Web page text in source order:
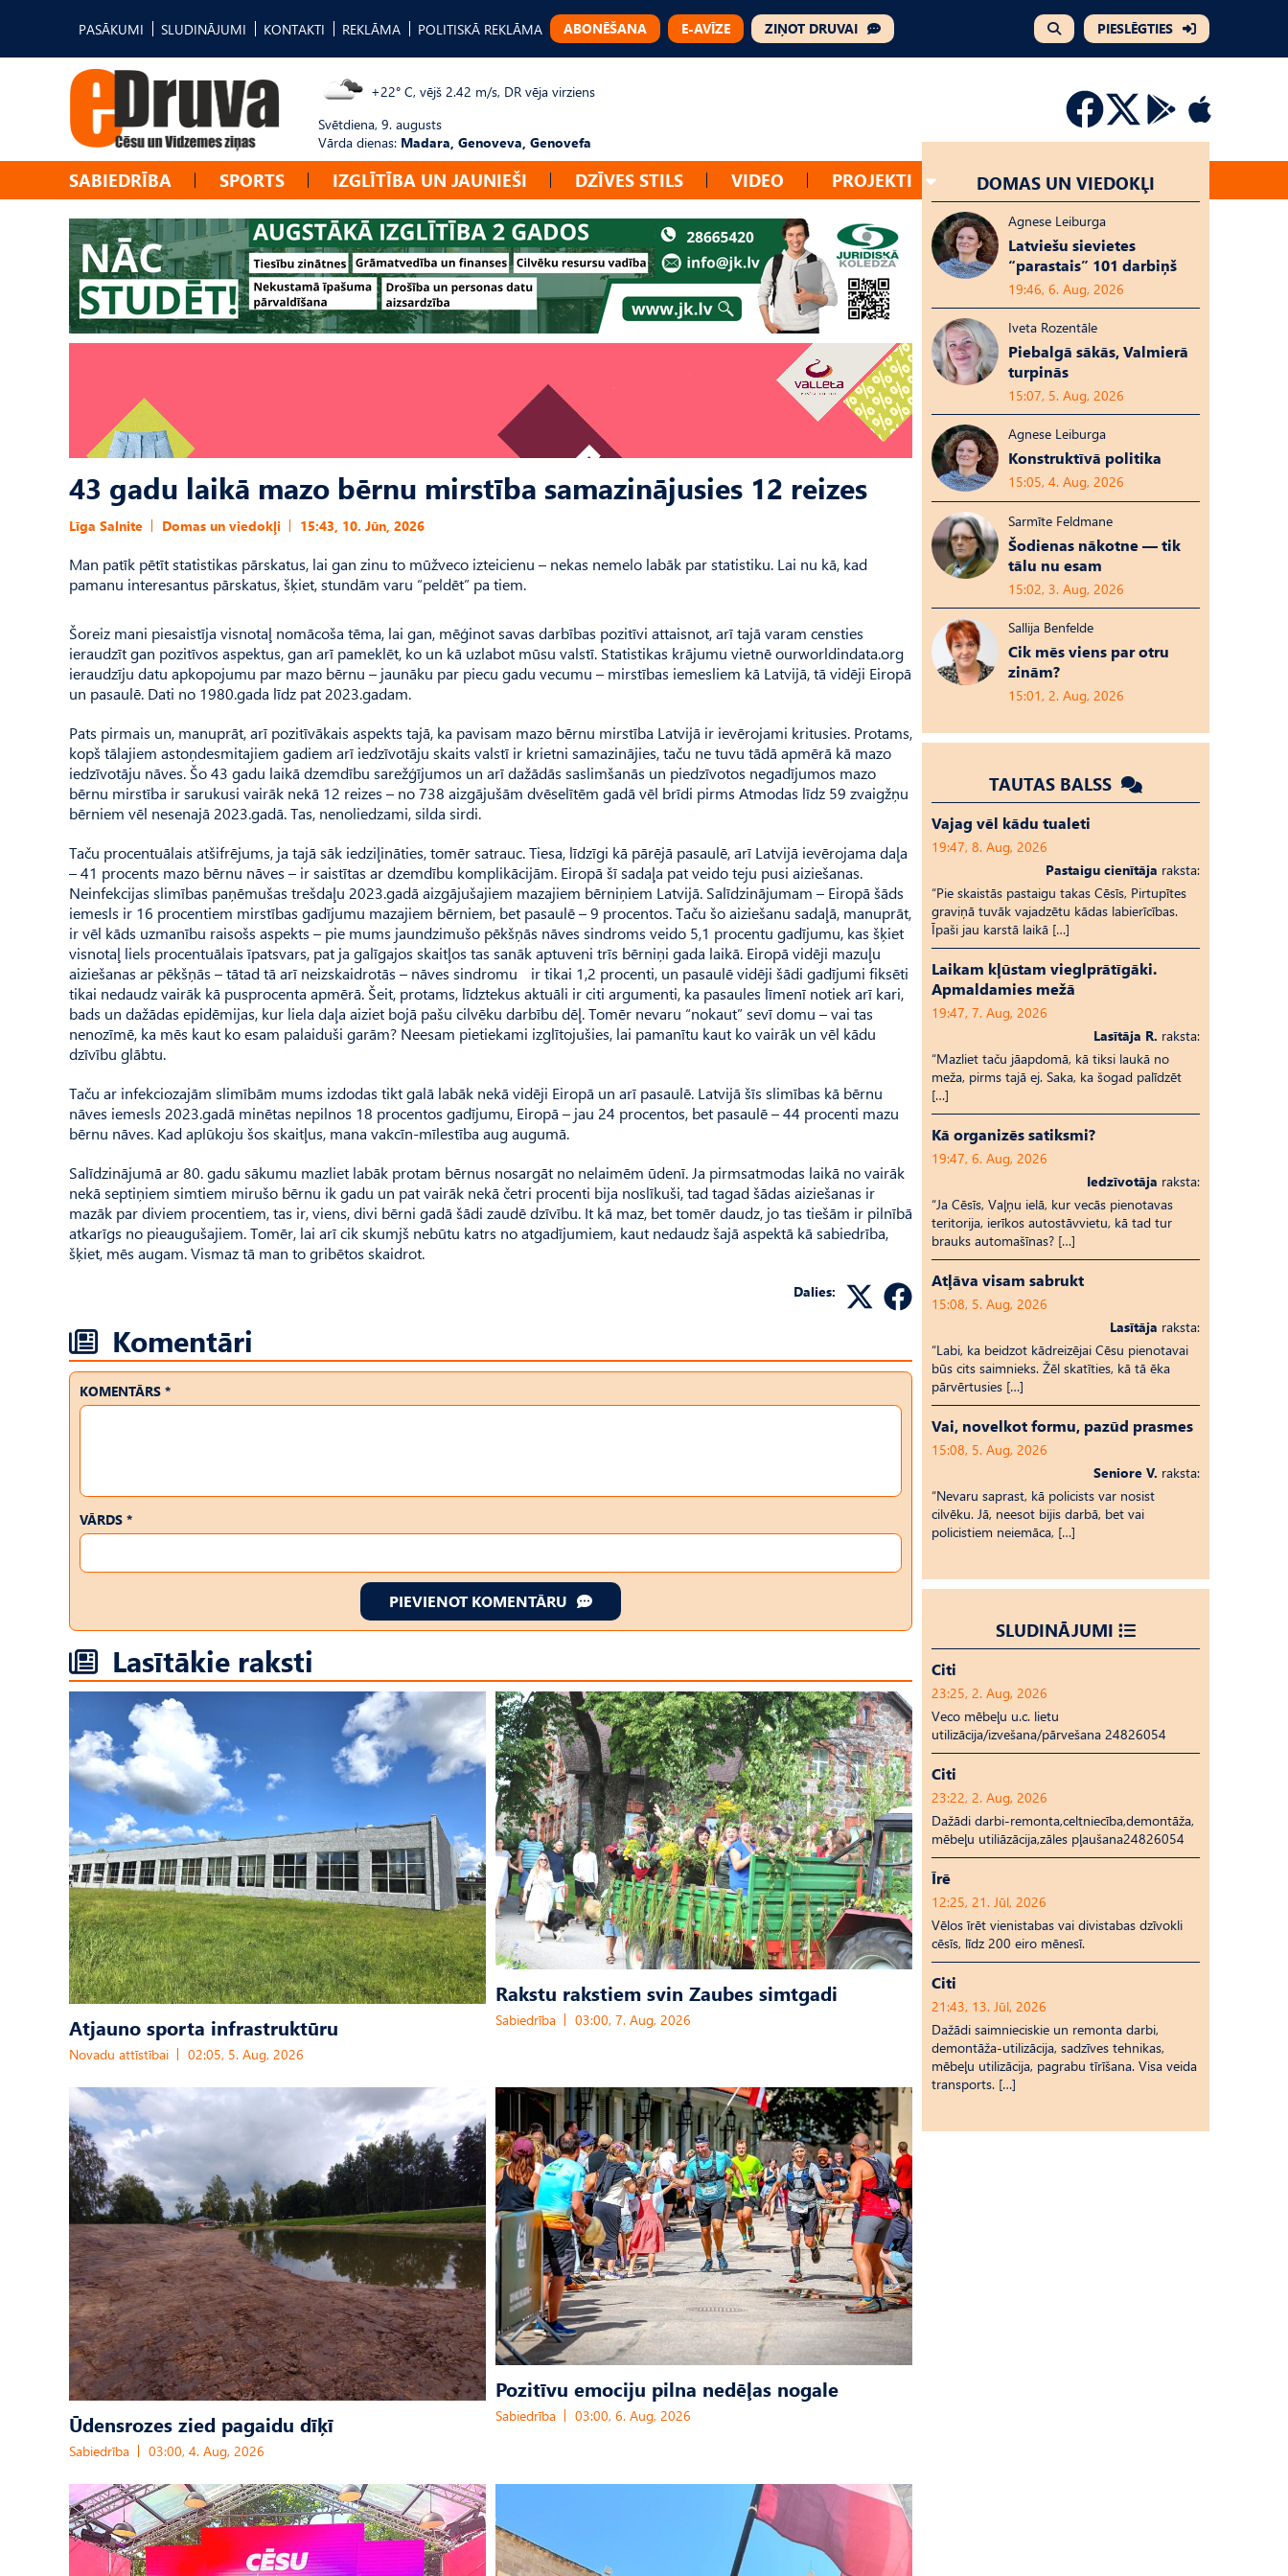
PASĀKUMI SLUDINĀJUMI KONTAKTI REKLĀMA POLITISKĀ REKLĀMA ABONĒŠANA E-AVĪZE ZIŅOT DRUVAI PIESLĒGTIES
+22° C, vējš 2.42 m/s, DR vēja virziens
Svētdiena, 9. augusts
Vārda dienas: Madara, Genoveva, Genovefa
SABIEDRĪBA SPORTS IZGLĪTĪBA UN JAUNIEŠI DZĪVES STILS VIDEO PROJEKTI
43 gadu laikā mazo bērnu mirstība samazinājusies 12 reizes
Līga Salnite Domas un viedokļi 15:43, 10. Jūn, 2026
Man patīk pētīt statistikas pārskatus, lai gan zinu to mūžveco izteicienu – nekas nemelo labāk par statistiku. Lai nu kā, kad
pamanu interesantus pārskatus, šķiet, stundām varu “peldēt” pa tiem.
Šoreiz mani piesaistīja visnotaļ nomācoša tēma, lai gan, mēģinot savas darbības pozitīvi attaisnot, arī tajā varam censties
ieraudzīt gan pozitīvos aspektus, gan arī pameklēt, ko un kā uzlabot mūsu valstī. Statistikas krājumu vietnē ourworldindata.org
ieraudzīju datu apkopojumu par mazo bērnu – jaunāku par piecu gadu vecumu – mirstības iemesliem kā Latvijā, tā vidēji Eiropā
un pasaulē. Dati no 1980.gada līdz pat 2023.gadam.
Pats pirmais un, manuprāt, arī pozitīvākais aspekts tajā, ka pavisam mazo bērnu mirstība Latvijā ir ievērojami kritusies. Protams,
kopš tālajiem astoņdesmitajiem gadiem arī iedzīvotāju skaits valstī ir krietni samazinājies, taču ne tuvu tādā apmērā kā mazo
iedzīvotāju nāves. Šo 43 gadu laikā dzemdību sarežģījumos un arī dažādās saslimšanās un piedzīvotos negadījumos mazo
bērnu mirstība ir sarukusi vairāk nekā 12 reizes – no 738 aizgājušām dvēselītēm gadā vēl brīdi pirms Atmodas līdz 59 zvaigžņu
bērniem vēl nesenajā 2023.gadā. Tas, nenoliedzami, silda sirdi.
Taču procentuālais atšifrējums, ja tajā sāk iedziļināties, tomēr satrauc. Tiesa, līdzīgi kā pārējā pasaulē, arī Latvijā ievērojama daļa
– 41 procents mazo bērnu nāves – ir saistītas ar dzemdību komplikācijām. Eiropā šī sadaļa pat veido teju pusi aiziešanas.
Neinfekcijas slimības paņēmušas trešdaļu 2023.gadā aizgājušajiem mazajiem bērniņiem Latvijā. Salīdzinājumam – Eiropā šāds
iemesls ir 16 procentiem mirstības gadījumu mazajiem bērniem, bet pasaulē – 9 procentos. Taču šo aiziešanu sadaļā, manuprāt,
ir vēl kāds uzmanību raisošs aspekts – pie mums jaundzimušo pēkšņās nāves sindroms veido 5,1 procentu gadījumu, kas šķiet
visnotaļ liels procentuālais īpatsvars, pat ja galīgajos skaitļos tas sanāk aptuveni trīs bērniņi gada laikā. Eiropā vidēji mazuļu
aiziešanas ar pēkšņās – tātad tā arī neizskaidrotās – nāves sindromu ir tikai 1,2 procenti, un pasaulē vidēji šādi gadījumi fiksēti
tikai nedaudz vairāk kā pusprocenta apmērā. Šeit, protams, līdztekus aktuāli ir citi argumenti, ka pasaules līmenī notiek arī kari,
bads un dažādas epidēmijas, kur liela daļa aiziet bojā pašu cilvēku darbību dēļ. Tomēr nevaru “nokaut” sevī domu – vai tas
nenozīmē, ka mēs kaut ko esam palaiduši garām? Neesam pietiekami izglītojušies, lai pamanītu kaut ko vairāk un vēl kādu
dzīvību glābtu.
Taču ar infekciozajām slimībām mums izdodas tikt galā labāk nekā vidēji Eiropā un arī pasaulē. Latvijā šīs slimības kā bērnu
nāves iemesls 2023.gadā minētas nepilnos 18 procentos gadījumu, Eiropā – jau 24 procentos, bet pasaulē – 44 procenti mazu
bērnu nāves. Kad aplūkoju šos skaitļus, mana vakcīn-mīlestība aug augumā.
Salīdzinājumā ar 80. gadu sākumu mazliet labāk protam bērnus nosargāt no nelaimēm ūdenī. Ja pirmsatmodas laikā no vairāk
nekā septiņiem simtiem mirušo bērnu ik gadu un pat vairāk nekā četri procenti bija noslīkuši, tad tagad šādas aiziešanas ir
mazāk par diviem procentiem, tas ir, viens, divi bērni gadā šādi zaudē dzīvību. It kā maz, bet tomēr daudz, jo tas tiešām ir pilnībā
atkarīgs no pieaugušajiem. Tomēr, lai arī cik skumjš nebūtu katrs no atgadījumiem, kaut nedaudz šajā aspektā kā sabiedrība,
šķiet, mēs augam. Vismaz tā man to gribētos skaidrot.
Dalies:
Komentāri
KOMENTĀRS *
VĀRDS *
PIEVIENOT KOMENTĀRU
Lasītākie raksti
Atjauno sporta infrastruktūru
Novadu attīstībai 02:05, 5. Aug, 2026
Rakstu rakstiem svin Zaubes simtgadi
Sabiedrība 03:00, 7. Aug, 2026
Ūdensrozes zied pagaidu dīķī
Sabiedrība 03:00, 4. Aug, 2026
Pozitīvu emociju pilna nedēļas nogale
Sabiedrība 03:00, 6. Aug, 2026
DOMAS UN VIEDOKĻI
Agnese Leiburga
Latviešu sievietes
“parastais” 101 darbiņš
19:46, 6. Aug, 2026
Iveta Rozentāle
Piebalgā sākās, Valmierā
turpinās
15:07, 5. Aug, 2026
Agnese Leiburga
Konstruktīvā politika
15:05, 4. Aug, 2026
Sarmīte Feldmane
Šodienas nākotne — tik
tālu nu esam
15:02, 3. Aug, 2026
Sallija Benfelde
Cik mēs viens par otru
zinām?
15:01, 2. Aug, 2026
TAUTAS BALSS
Vajag vēl kādu tualeti
19:47, 8. Aug, 2026
Pastaigu cienītāja raksta:
“Pie skaistās pastaigu takas Cēsīs, Pirtupītes
graviņā tuvāk vajadzētu kādas labierīcības.
Īpaši jau karstā laikā […]
Laikam kļūstam vieglprātīgāki.
Apmaldamies mežā
19:47, 7. Aug, 2026
Lasītāja R. raksta:
“Mazliet taču jāapdomā, kā tiksi laukā no
meža, pirms tajā ej. Saka, ka šogad palīdzēt
[…]
Kā organizēs satiksmi?
19:47, 6. Aug, 2026
Iedzīvotāja raksta:
“Ja Cēsīs, Vaļņu ielā, kur vecās pienotavas
teritorija, ierīkos autostāvvietu, kā tad tur
brauks automašīnas? […]
Atļāva visam sabrukt
15:08, 5. Aug, 2026
Lasītāja raksta:
“Labi, ka beidzot kādreizējai Cēsu pienotavai
būs cits saimnieks. Žēl skatīties, kā tā ēka
pārvērtusies […]
Vai, novelkot formu, pazūd prasmes
15:08, 5. Aug, 2026
Seniore V. raksta:
“Nevaru saprast, kā policists var nosist
cilvēku. Jā, neesot bijis darbā, bet vai
policistiem neiemāca, […]
SLUDINĀJUMI
Citi
23:25, 2. Aug, 2026
Veco mēbeļu u.c. lietu
utilizācija/izvešana/pārvešana 24826054
Citi
23:22, 2. Aug, 2026
Dažādi darbi-remonta,celtniecība,demontāža,
mēbeļu utiliāzācija,zāles pļaušana24826054
Īrē
12:25, 21. Jūl, 2026
Vēlos īrēt vienistabas vai divistabas dzīvokli
cēsīs, līdz 200 eiro mēnesī.
Citi
21:43, 13. Jūl, 2026
Dažādi saimnieciskie un remonta darbi,
demontāža-utilizācija, sadzīves tehnikas,
mēbeļu utilizācija, pagrabu tīrīšana. Visa veida
transports. […]